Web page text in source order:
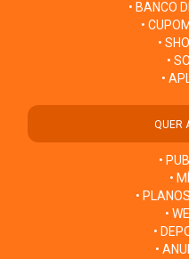
• BANCO
•
•
•
•
QUER
•
•
•
•
•
•